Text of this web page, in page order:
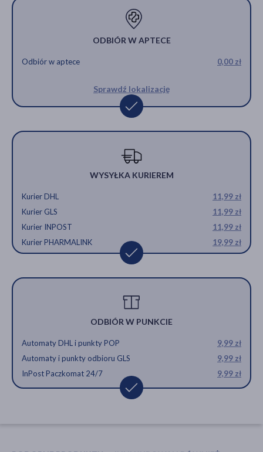
ODBIÓR W APTECE
Odbiór w aptece 0,00 zł
Sprawdź lokalizację
WYSYŁKA KURIEREM
Kurier DHL
11,99 zł
Kurier GLS
11,99 zł
Kurier INPOST
11,99 zł
Kurier PHARMALINK
19,99 zł
ODBIÓR W PUNKCIE
Automaty DHL i punkty POP
9,99 zł
Automaty i punkty odbioru GLS
9,99 zł
InPost Paczkomat 24/7
9,99 zł